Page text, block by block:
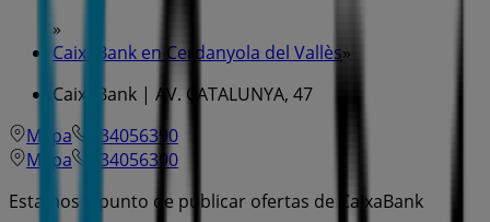
»
CaixaBank en Cerdanyola del Vallès»
CaixaBank | AV. CATALUNYA, 47
Mapa
934056390
Mapa
934056390
Estamos a punto de publicar ofertas de CaixaBank